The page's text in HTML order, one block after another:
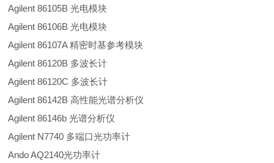
Agilent 86105B 光电模块
Agilent 86106B 光电模块
Agilent 86107A 精密时基参考模块
Agilent 86120B 多波长计
Agilent 86120C 多波长计
Agilent 86142B 高性能光谱分析仪
Agilent 86146b 光谱分析仪
Agilent N7740 多端口光功率计
Ando AQ2140光功率计